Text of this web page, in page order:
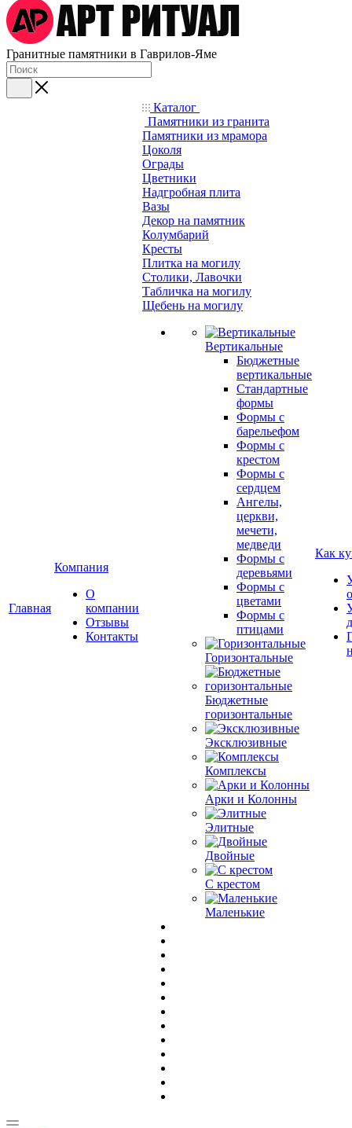
Гранитные памятники в Гаврилов-Яме
Главная
Компания
О
компании
Отзывы
Контакты
Каталог
Памятники из гранита
Памятники из мрамора
Цоколя
Ограды
Цветники
Надгробная плита
Вазы
Декор на памятник
Колумбарий
Кресты
Плитка на могилу
Столики, Лавочки
Табличка на могилу
Щебень на могилу
Вертикальные
Бюджетные
вертикальные
Стандартные
формы
Формы с
барельефом
Формы с
крестом
Формы с
сердцем
Ангелы,
церкви,
мечети,
медведи
Формы с
деревьями
Формы с
цветами
Формы с
птицами
Горизонтальные
Бюджетные
горизонтальные
Эксклюзивные
Комплексы
Арки и Колонны
Элитные
Двойные
С крестом
Маленькие
Как